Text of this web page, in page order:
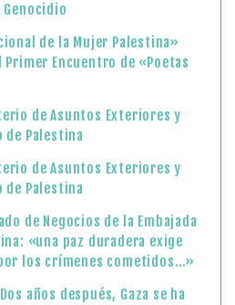
Genocidio
de la Mujer Palestina»
Encuentro de «Poetas
de Asuntos Exteriores y
de Palestina
de Asuntos Exteriores y
de Palestina
de Negocios de la Embajada
«una paz duradera exige
los crímenes cometidos…»
años después, Gaza se ha